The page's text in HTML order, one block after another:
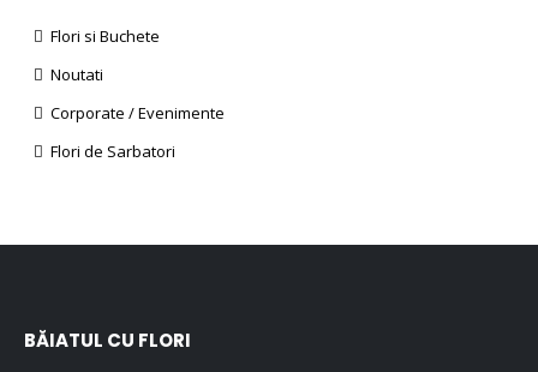
Flori si Buchete
Noutati
Corporate / Evenimente
Flori de Sarbatori
BĂIATUL CU FLORI